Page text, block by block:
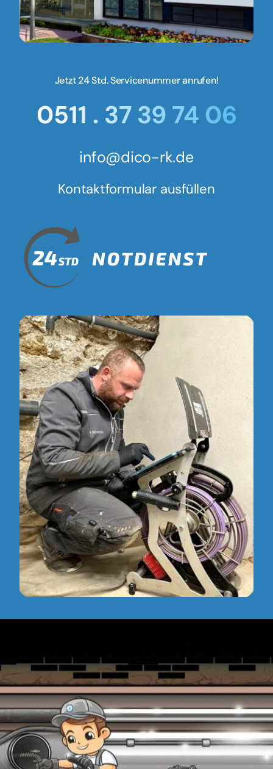
Jetzt 24 Std. Servicenummer anrufen!
0511 . 37 39 74 06
info@dico-rk.de
Kontaktformular ausfüllen